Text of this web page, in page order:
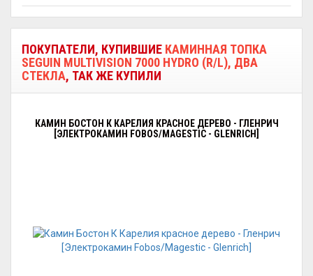
ПОКУПАТЕЛИ, КУПИВШИЕ КАМИННАЯ ТОПКА
SEGUIN MULTIVISION 7000 HYDRO (R/L), ДВА
СТЕКЛА, ТАК ЖЕ КУПИЛИ
КАМИН БОСТОН К КАРЕЛИЯ КРАСНОЕ ДЕРЕВО - ГЛЕНРИЧ
[ЭЛЕКТРОКАМИН FOBOS/MAGESTIC - GLENRICH]